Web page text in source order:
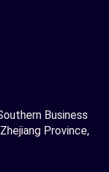
Business
Province,